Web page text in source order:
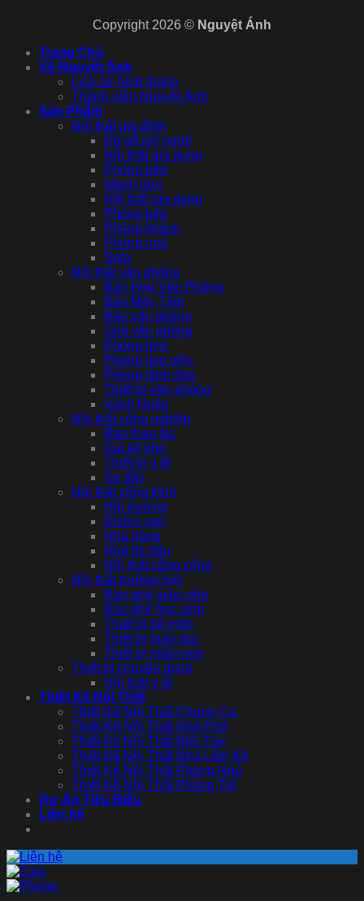
Copyright 2026 © Nguyệt Ánh
Trang Chủ
Về Nguyệt Ánh
Lịch sử hình thành
Thành viên Nguyệt Ánh
Sản Phẩm
Nội thất gia đình
Đồ gỗ mỹ nghệ
Nội thất gia dụng
Phòng bếp
Mành rèm
Nội thất gia dụng
Phòng bếp
Phòng khách
Phòng ngủ
Sofa
Nội thất văn phòng
Bàn Họp Văn Phòng
Bàn Máy Tính
Bàn văn phòng
Ghế văn phòng
Phòng họp
Phòng làm việc
Phòng lãnh đạo
Thiết bị văn phòng
Vách Ngăn
Nội thất công nghiệp
Bàn thao tác
Giá kệ kho
Thiết bị y tế
Xe đẩy
Nội thất công trình
Hội trường
Khách sạn
Nhà hàng
Nhà thi đấu
Nội thất công cộng
Nội thất trường học
Bàn ghế giáo viên
Bàn ghế học sinh
Thiết bị bộ môn
Thiết bị giáo dục
Thiết bị mầm non
Thiết bị chuyên dụng
Nội thất y tế
Thiết Kế Nội Thất
Thiết Kế Nội Thất Chung Cư
Thiết Kế Nội Thất Nhà Phố
Thiết Kế Nội Thất Biệt Thự
Thiết Kế Nội Thất Nhà Liền Kề
Thiết Kế Nội Thất Phòng Ngủ
Thiết Kế Nội Thất Phòng Trẻ
Dự Án Tiêu Biểu
Liên hệ